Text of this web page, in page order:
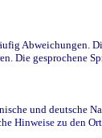
Abweichungen.
Die gesprochene
und deutsche
Hinweise zu den